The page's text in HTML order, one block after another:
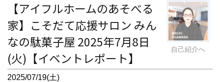
自己紹介へ
【アイフルホームのあそべる
家】こそだて応援サロン みん
なの駄菓子屋 2025年7月8日
(火)【イベントレポート】
2025/07/19(土)